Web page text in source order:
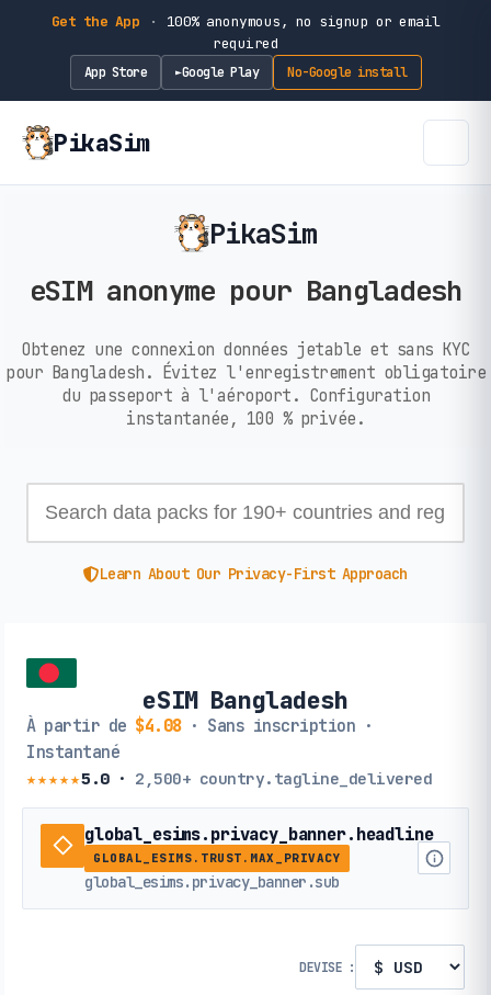
Get the App ·
100% anonymous, no signup or email
required
App Store ►Google Play No-Google install
PikaSim
PikaSim
eSIM anonyme pour Bangladesh
Obtenez une connexion données jetable et sans KYC
pour Bangladesh. Évitez l'enregistrement obligatoire
du passeport à l'aéroport. Configuration
instantanée, 100 % privée.
Learn About Our Privacy-First Approach
eSIM Bangladesh
À partir de $4.08· Sans inscription ·
Instantané
★★★★★5.0· 2,500+ country.tagline_delivered
global_esims.privacy_banner.headline
GLOBAL_ESIMS.TRUST.MAX_PRIVACY
global_esims.privacy_banner.sub
DEVISE :